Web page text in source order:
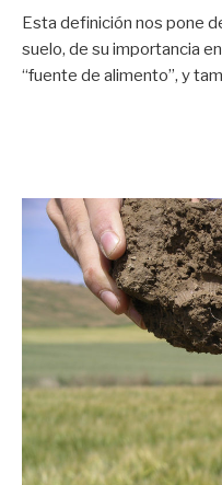
Esta definición nos pone
suelo, de su importancia
“fuente de alimento”, y